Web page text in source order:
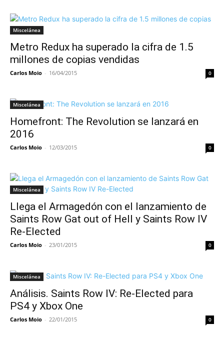
Miscelánea
Metro Redux ha superado la cifra de 1.5
millones de copias vendidas
Carlos Moio - 16/04/2015 0
Miscelánea
Homefront: The Revolution se lanzará en
2016
Carlos Moio - 12/03/2015 0
Miscelánea
Llega el Armagedón con el lanzamiento de
Saints Row Gat out of Hell y Saints Row IV
Re-Elected
Carlos Moio - 23/01/2015 0
Miscelánea
Análisis. Saints Row IV: Re-Elected para
PS4 y Xbox One
Carlos Moio - 22/01/2015 0